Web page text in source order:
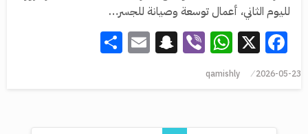
لليوم الثاني، أعمال توسعة وصيانة للجسر…
Facebook
X
WhatsApp
Viber
Snapchat
Email
2026-05-23
qamishly